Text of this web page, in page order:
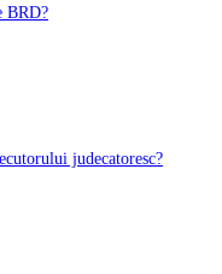
BRD?
judecatoresc?